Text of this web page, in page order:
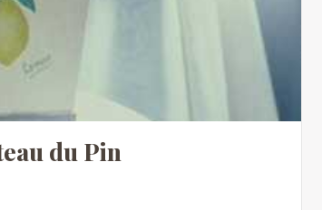
du Pin